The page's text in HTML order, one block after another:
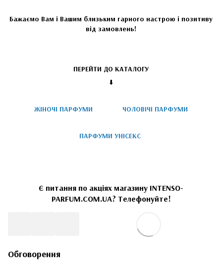
Бажаємо Вам і Вашим близьким гарного настрою і позитиву
від замовлень!
ПЕРЕЙТИ ДО КАТАЛОГУ
⬇️
ЖІНОЧІ ПАРФУМИ ЧОЛОВІЧІ ПАРФУМИ
ПАРФУМИ УНІСЕКС
Є питання по акціях магазину INTENSO-
PARFUM.COM.UA? Телефонуйте!
Обговорення